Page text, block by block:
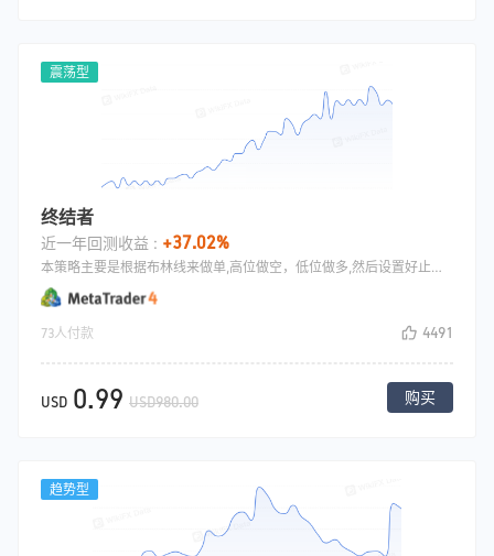
震荡型
终结者
近一年回测收益 : +37.02%
本策略主要是根据布林线来做单,高位做空，低位做多,然后设置好止盈位置,亏损加仓，加仓之后回本平仓.
73人付款 4491
USD 0.99 USD980.00 购买
趋势型